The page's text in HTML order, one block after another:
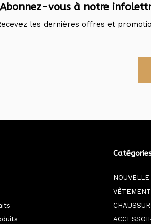
Abonnez-vous à notre
les dernières offres et